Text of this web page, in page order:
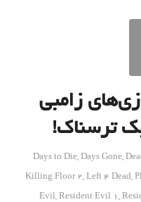
زامبی
ترسناک!
,Days Gone,
Killing Floor 2,Left 4 Dead,
Evil,Resident Evil 1,